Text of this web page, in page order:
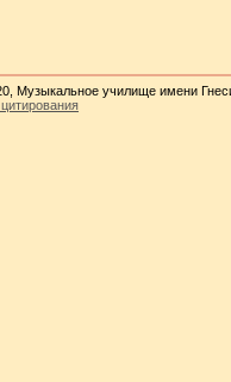
Музыкальное училище имени